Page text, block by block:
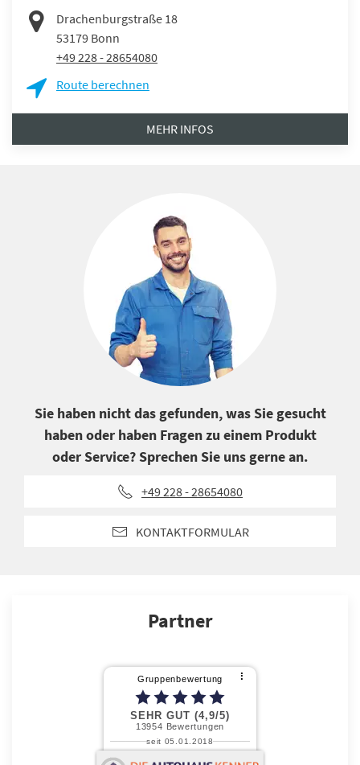
Drachenburgstraße 18
53179 Bonn
+49 228 - 28654080
Route berechnen
MEHR INFOS
Sie haben nicht das gefunden, was Sie gesucht
haben oder haben Fragen zu einem Produkt
oder Service? Sprechen Sie uns gerne an.
+49 228 - 28654080
KONTAKTFORMULAR
Partner